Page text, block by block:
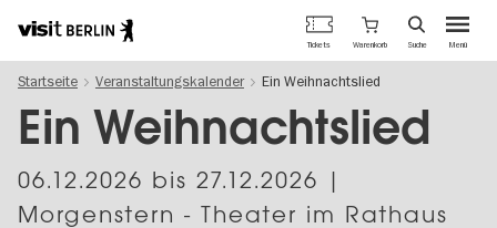
zum
Inhalt
Berlins
offizielles
Tourismusportal
Menü
Tickets Warenkorb Suche
Startseite Veranstaltungskalender Ein Weihnachtslied
Ein Weihnachtslied
06.12.2026 bis 27.12.2026 |
Morgenstern - Theater im Rathaus